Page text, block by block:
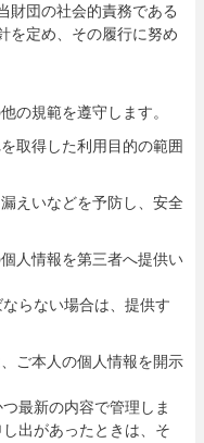
財団の社会的責務である
を定め、その履行に努め
の規範を遵守します。
取得した利用目的の範囲
えいなどを予防し、安全
人情報を第三者へ提供い
らない場合は、提供す
ご本人の個人情報を開示
最新の内容で管理しま
出があったときは、そ